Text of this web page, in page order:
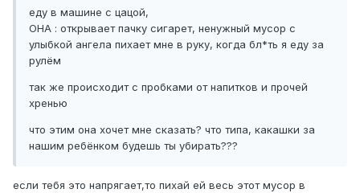
еду в машине с цацой,
ОНА : открывает пачку сигарет, ненужный мусор с
улыбкой ангела пихает мне в руку, когда бл*ть я еду за
рулём
так же происходит с пробками от напитков и прочей
хренью
что этим она хочет мне сказать? что типа, какашки за
нашим ребёнком будешь ты убирать???
если тебя это напрягает,то пихай ей весь этот мусор в